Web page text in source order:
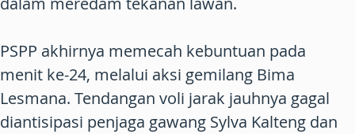
PSPP akhirnya memecah kebuntuan pada
menit ke-24, melalui aksi gemilang Bima
Lesmana. Tendangan voli jarak jauhnya gagal
diantisipasi penjaga gawang Sylva Kalteng dan